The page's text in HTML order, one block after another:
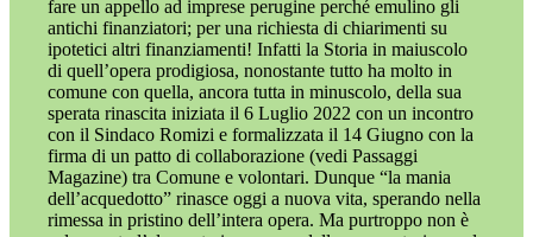
fare un appello ad imprese perugine perché emulino gli
antichi finanziatori; per una richiesta di chiarimenti su
ipotetici altri finanziamenti! Infatti la Storia in maiuscolo
di quell’opera prodigiosa, nonostante tutto ha molto in
comune con quella, ancora tutta in minuscolo, della sua
sperata rinascita iniziata il 6 Luglio 2022 con un incontro
con il Sindaco Romizi e formalizzata il 14 Giugno con la
firma di un patto di collaborazione (vedi Passaggi
Magazine) tra Comune e volontari. Dunque “la mania
dell’acquedotto” rinasce oggi a nuova vita, sperando nella
rimessa in pristino dell’intera opera. Ma purtroppo non è